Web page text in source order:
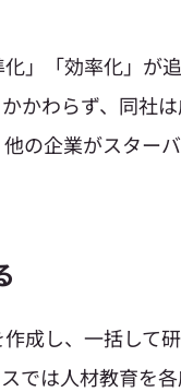
」「効率化」が
かわらず、同社
の企業がスター
成し、一括して
では人材教育を